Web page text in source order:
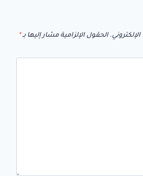
الحقول الإلزامية مشار إليها بـ*